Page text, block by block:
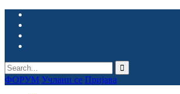
ФОРУМ Учлани се Пријава